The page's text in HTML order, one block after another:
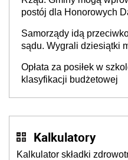
postój dla Honorowych
Samorządy idą
sądu. Wygrali dziesiątki
Opłata za posiłek w
klasyfikacji budżetowej
Kalkulatory
Kalkulator składki